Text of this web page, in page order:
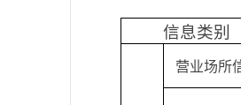
信息类别
营业场所